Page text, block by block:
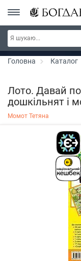
РОЗПРОДАЖ ~ 150 грн ~
300 грн ~
Головна Каталог
Лото. Давай
дошкільнят і
Момот Тетяна